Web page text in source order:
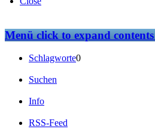
Menüclick to expand contents
Schlagworte0
Suchen
Info
RSS-Feed